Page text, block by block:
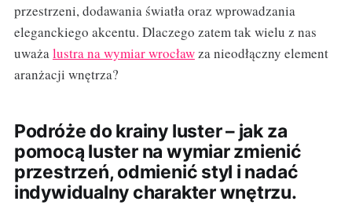
przestrzeni, dodawania światła oraz wprowadzania
eleganckiego akcentu. Dlaczego zatem tak wielu z nas
uważalustra na wymiar wrocławza nieodłączny element
aranżacji wnętrza?
Podróże do krainy luster – jak za
pomocą luster na wymiar zmienić
przestrzeń, odmienić styl i nadać
indywidualny charakter wnętrzu.